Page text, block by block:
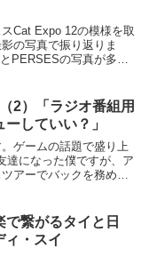
Cat Expo 12の模様を取
の写真で振り返りま
PERSESの写真が多め
2）「ラジオ番組用
していい？」
ゲームの話題で盛り上
達になった僕ですが、ア
アーでバックを務めた
した。（思えばこれが
で繋がるタイと日
・スイ